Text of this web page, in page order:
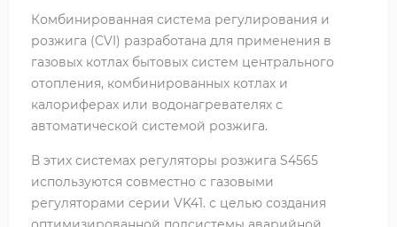
Комбинированная система регулирования и
розжига (CVI) разработана для применения в
газовых котлах бытовых систем центрального
отопления, комбинированных котлах и
калориферах или водонагревателях с
автоматической системой розжига.
В этих системах регуляторы розжига S4565
используются совместно с газовыми
регуляторами серии VK41. с целью создания